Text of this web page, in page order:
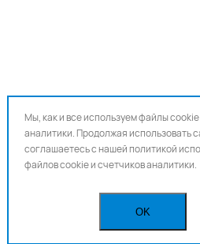
Мы, как и все используем файлы
аналитики. Продолжая использовать
соглашаетесь с нашейполитикой
файлов cookie и счетчиков аналитики.
OK